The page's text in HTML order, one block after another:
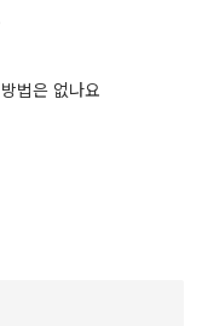
법은 없나요